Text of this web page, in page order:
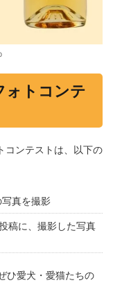
ォトコンテ
コンテストは、以下の
真を撮影
稿に、撮影した写真
ひ愛犬・愛猫たちの